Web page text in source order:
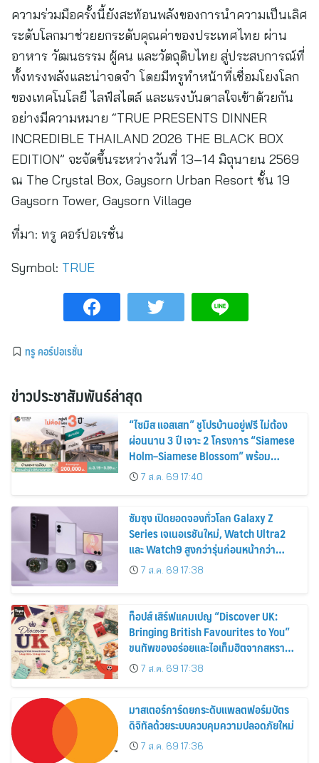
ความร่วมมือครั้งนี้ยังสะท้อนพลังของการนำความเป็นเลิศ
ระดับโลกมาช่วยยกระดับคุณค่าของประเทศไทย ผ่าน
อาหาร วัฒนธรรม ผู้คน และวัตถุดิบไทย สู่ประสบการณ์ที่
ทั้งทรงพลังและน่าจดจำ โดยมีทรูทำหน้าที่เชื่อมโยงโลก
ของเทคโนโลยี ไลฟ์สไตล์ และแรงบันดาลใจเข้าด้วยกัน
อย่างมีความหมาย “TRUE PRESENTS DINNER
INCREDIBLE THAILAND 2026 THE BLACK BOX
EDITION” จะจัดขึ้นระหว่างวันที่ 13–14 มิถุนายน 2569
ณ The Crystal Box, Gaysorn Urban Resort ชั้น 19
Gaysorn Tower, Gaysorn Village
ที่มา: ทรู คอร์ปอเรชั่น
Symbol: TRUE
ทรู คอร์ปอเรชั่น
ข่าวประชาสัมพันธ์ล่าสุด
“ไซมิส แอสเสท” ชูโปรบ้านอยู่ฟรี ไม่ต้อง
ผ่อนนาน 3 ปี เจาะ 2 โครงการ “Siamese
Holm–Siamese Blossom” พร้อม
ส่วนลดและสิทธิพิเศษถึง 31 สิงหาคม
2569
7 ส.ค. 69 17:40
ซัมซุง เปิดยอดจองทั่วโลก Galaxy Z
Series เจเนอเรชันใหม่, Watch Ultra2
และ Watch9 สูงกว่ารุ่นก่อนหน้ากว่า
30%7 ส.ค. 69 17:38
ท็อปส์ เสิร์ฟแคมเปญ “Discover UK:
Bringing British Favourites to You”
ขนทัพของอร่อยและไอเท็มฮิตจากสหราช
อาณาจักร ส่งตรงถึงมือตั้งแต่วันนี้ – 18
สิงหาคมนี้
7 ส.ค. 69 17:38
มาสเตอร์การ์ดยกระดับแพลตฟอร์มบัตร
ดิจิทัลด้วยระบบควบคุมความปลอดภัยใหม่
7 ส.ค. 69 17:36